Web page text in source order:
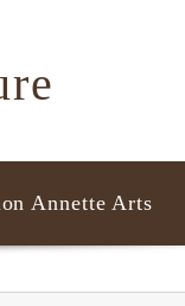
Annette Arts